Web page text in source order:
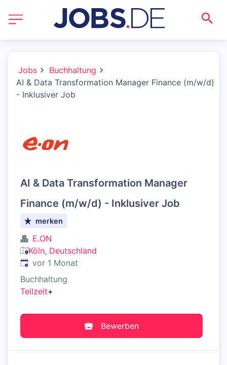
Jobs
Buchhaltung
AI & Data Transformation Manager Finance (m/w/d)
- Inklusiver Job
AI & Data Transformation Manager
Finance (m/w/d) - Inklusiver Job
merken
E.ON
Köln, Deutschland
Veröffentlicht:
vor 1 Monat
Buchhaltung
Teilzeit+
Bewerben